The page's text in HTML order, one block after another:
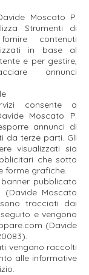
Moscato P.
Strumenti di
contenuti
in base al
e per gestire,
annunci
consente a
Moscato P.
annunci di
da terze parti. Gli
visualizzati sia
che sotto
forme grafiche.
pubblicato
(Davide Moscato
sono tracciati dai
e vengono
(Davide
vengano raccolti
alle informative